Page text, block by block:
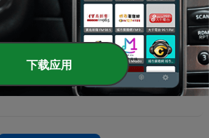
未來玩家探險隊 25｜創意點子，改
進行式｜經典重播：甲蟲界的武士--
下载应用